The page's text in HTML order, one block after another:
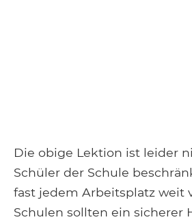
Die obige Lektion ist leider
Schüler der Schule
fast jedem Arbeitsplatz weit
Schulen sollten ein sicherer